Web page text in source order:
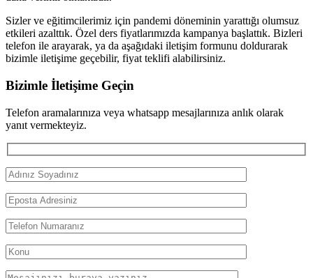
Sizler ve eğitimcilerimiz için pandemi döneminin yarattığı olumsuz
etkileri azalttık. Özel ders fiyatlarımızda kampanya başlattık. Bizleri
telefon ile arayarak, ya da aşağıdaki iletişim formunu doldurarak
bizimle iletişime geçebilir, fiyat teklifi alabilirsiniz.
Bizimle İletişime Geçin
Telefon aramalarınıza veya whatsapp mesajlarınıza anlık olarak
yanıt vermekteyiz.